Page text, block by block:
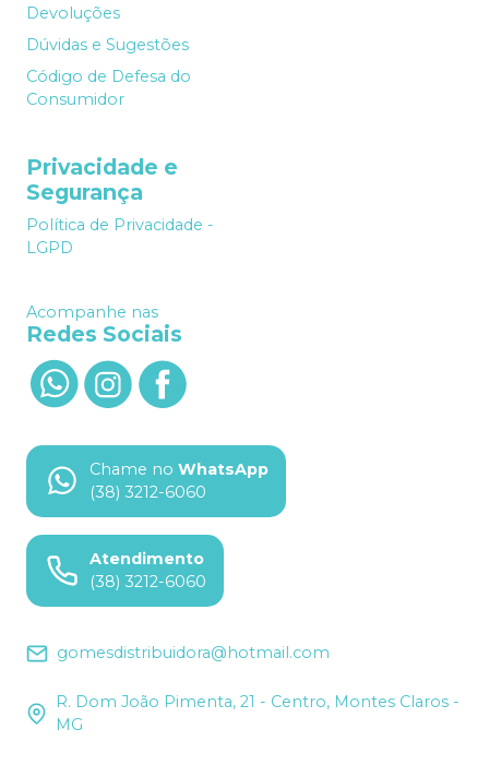
Devoluções
Dúvidas e Sugestões
Código de Defesa do
Consumidor
Privacidade e
Segurança
Política de Privacidade -
LGPD
Acompanhe nas
Redes Sociais
Chame no WhatsApp
(38) 3212-6060
Atendimento
(38) 3212-6060
gomesdistribuidora@hotmail.com
R. Dom João Pimenta, 21 - Centro, Montes Claros -
MG